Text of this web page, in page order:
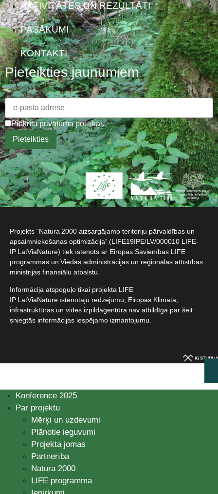
AKTIVITĀTES UN REZULTĀTI
PASĀKUMI
KONTAKTI
Pieteikties jaunumiem
Piekrītuprivātuma politikai.
Projekts “Natura 2000 aizsargājamo teritoriju pārvaldības un
apsaimniekošanas optimizācija” (LIFE19IPE/LV/000010 LIFE-
IP LatViaNature) tiek īstenots ar Eiropas Savienības LIFE
programmas un Viedās administrācijas un reģionālās attīstības
ministrijas finansiālu atbalstu.​
Informācija atspoguļo tikai projekta LIFE
IP LatViaNature īstenotāju redzējumu, Eiropas Klimata,
infrastruktūras un vides izpildaģentūra nav atbildīga par šeit
sniegtās informācijas iespējamo izmantojumu.​
Konference 2025
Par projektu
Mērķi un uzdevumi
Plānotie ieguvumi
Projekta jomas
Partnerība
Natura 2000
LIFE programma